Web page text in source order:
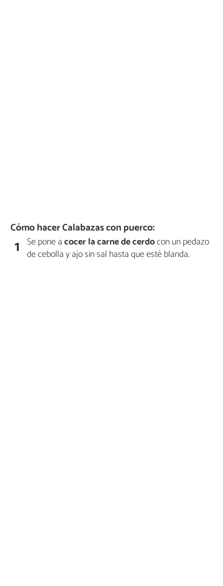
Cómo hacer Calabazas con puerco:
1 Se pone acocer la carne de cerdocon un pedazo
de cebolla y ajo sin sal hasta que esté blanda.